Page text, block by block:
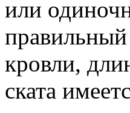
или
кровли,
ската